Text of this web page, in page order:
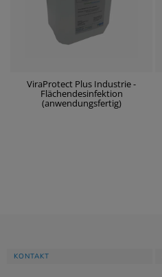
ViraProtect Plus Industrie -
Flächendesinfektion
(anwendungsfertig)
KONTAKT